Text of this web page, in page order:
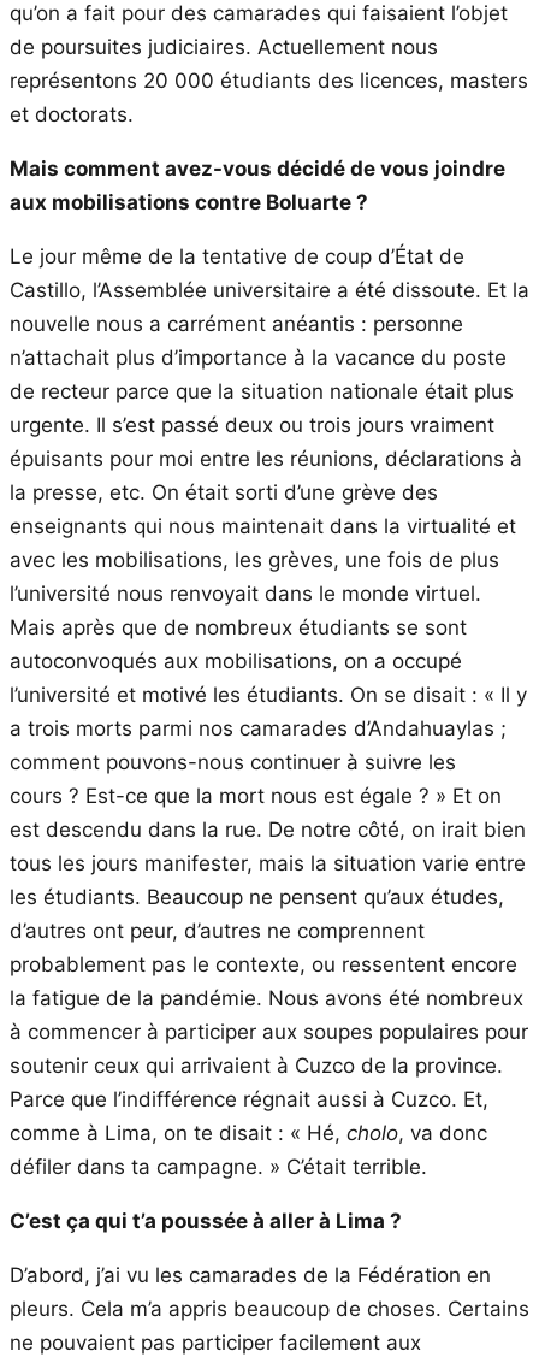
qu’on a fait pour des camarades qui faisaient l’objet
de poursuites judiciaires. Actuellement nous
représentons 20 000 étudiants des licences, masters
et doctorats.
Mais comment avez-vous décidé de vous joindre
aux mobilisations contre Boluarte ?
Le jour même de la tentative de coup d’État de
Castillo, l’Assemblée universitaire a été dissoute. Et la
nouvelle nous a carrément anéantis : personne
n’attachait plus d’importance à la vacance du poste
de recteur parce que la situation nationale était plus
urgente. Il s’est passé deux ou trois jours vraiment
épuisants pour moi entre les réunions, déclarations à
la presse, etc. On était sorti d’une grève des
enseignants qui nous maintenait dans la virtualité et
avec les mobilisations, les grèves, une fois de plus
l’université nous renvoyait dans le monde virtuel.
Mais après que de nombreux étudiants se sont
autoconvoqués aux mobilisations, on a occupé
l’université et motivé les étudiants. On se disait : « Il y
a trois morts parmi nos camarades d’Andahuaylas ;
comment pouvons-nous continuer à suivre les
cours ? Est-ce que la mort nous est égale ? » Et on
est descendu dans la rue. De notre côté, on irait bien
tous les jours manifester, mais la situation varie entre
les étudiants. Beaucoup ne pensent qu’aux études,
d’autres ont peur, d’autres ne comprennent
probablement pas le contexte, ou ressentent encore
la fatigue de la pandémie. Nous avons été nombreux
à commencer à participer aux soupes populaires pour
soutenir ceux qui arrivaient à Cuzco de la province.
Parce que l’indifférence régnait aussi à Cuzco. Et,
comme à Lima, on te disait : « Hé, cholo, va donc
défiler dans ta campagne. » C’était terrible.
C’est ça qui t’a poussée à aller à Lima ?
D’abord, j’ai vu les camarades de la Fédération en
pleurs. Cela m’a appris beaucoup de choses. Certains
ne pouvaient pas participer facilement aux